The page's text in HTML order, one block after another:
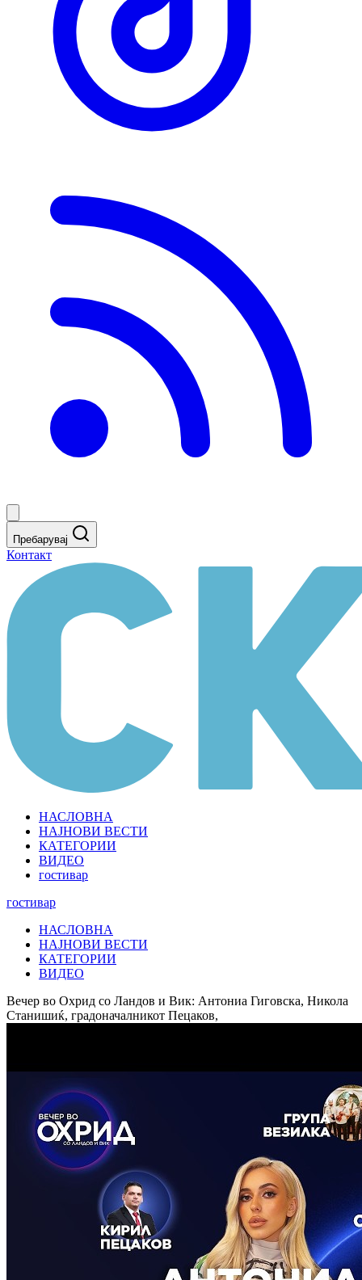
Пребарувај
Контакт
НАСЛОВНА
НАЈНОВИ ВЕСТИ
КАТЕГОРИИ
ВИДЕО
гостивар
гостивар
НАСЛОВНА
НАЈНОВИ ВЕСТИ
КАТЕГОРИИ
ВИДЕО
Вечер во Охрид со Ландов и Вик: Антониа Гиговска, Никола
Станишиќ, градоначалникот Пецаков,